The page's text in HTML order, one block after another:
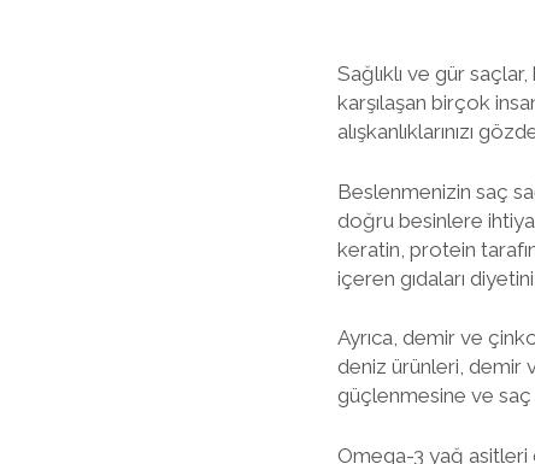
Sağlıklı ve gür
karşılaşan birçok
alışkanlıklarınızı
Beslenmenizin saç
doğru besinlere
keratin, protein
içeren gıdaları
Ayrıca, demir ve
deniz ürünleri, demir
güçlenmesine ve saç
Omega-3 yağ asitleri